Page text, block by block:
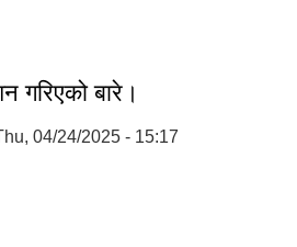
गरिएको बारे।
04/24/2025 - 15:17